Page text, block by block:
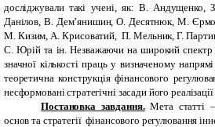
досліджували такі учені, як: В. Андущенко,
Данілов, В. Дем’янишин, О. Десятнюк, М.
М. Кизим, А. Крисоватий, П. Мельник, Г.
С. Юрій та ін. Незважаючи на широкий спектр
значної кількості праць у визначеному
теоретична конструкція фінансового
несформовані стратегічні засади його реалізації
Постановка завдання.Мета статті –
основ та стратегії фінансового регулювання